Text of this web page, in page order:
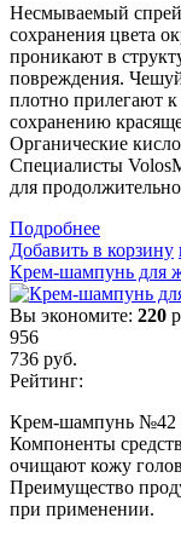
Несмываемый
сохранения цвета
проникают в
повреждения.
плотно прилегают
сохранению
Органические
Специалисты
для
Подробнеe
Добавить в корзину
Крем-шампунь для
Вы экономите: 220
956
736 руб.
Рейтинг:
Крем-шампунь №42
Компоненты
очищают кожу
Преимущество
при применении.